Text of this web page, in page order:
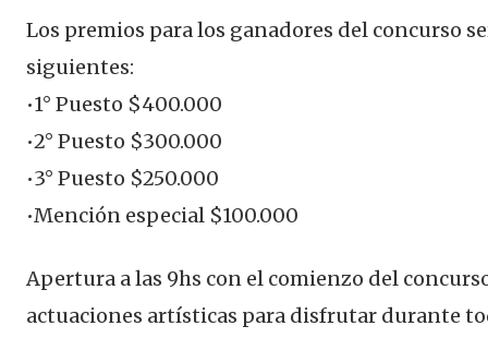
Los premios para los ganadores del concurso
siguientes:
•1° Puesto $400.000
•2° Puesto $300.000
•3° Puesto $250.000
•Mención especial $100.000
Apertura a las 9hs con el comienzo del
actuaciones artísticas para disfrutar durante